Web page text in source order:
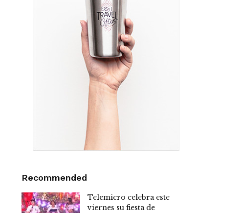
Recommended
Telemicro celebra este
viernes su fiesta de